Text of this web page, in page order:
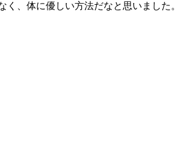
く、体に優しい方法だなと思いました。